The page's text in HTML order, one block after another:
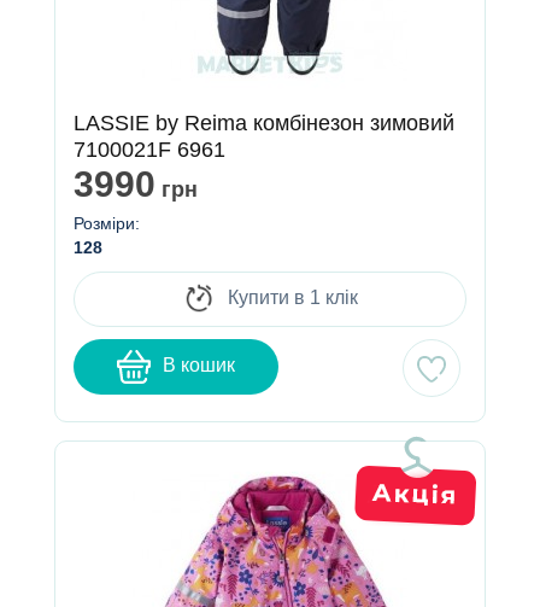
LASSIE by Reima комбінезон зимовий
7100021F 6961
3990 грн
Розміри:
128
Купити в 1 клік
В кошик